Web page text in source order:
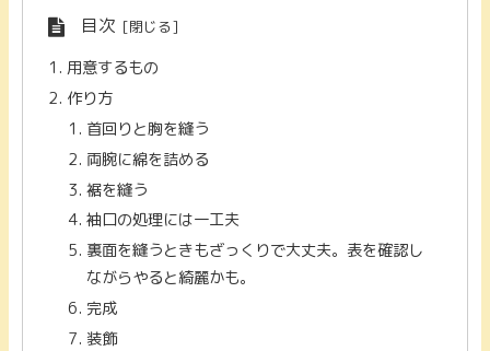
目次
用意するもの
作り方
首回りと胸を縫う
両腕に綿を詰める
裾を縫う
袖口の処理には一工夫
裏面を縫うときもざっくりで大丈夫。表を確認し
ながらやると綺麗かも。
完成
装飾